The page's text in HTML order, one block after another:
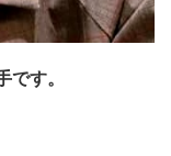
です。